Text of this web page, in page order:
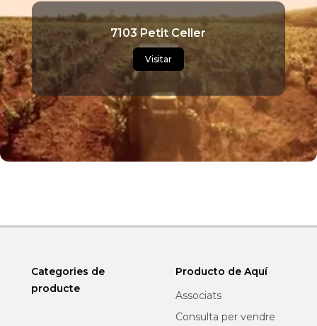
7103 Petit Celler
Visitar
Categories de
producte
Producto de Aquí
Associats
Consulta per vendre